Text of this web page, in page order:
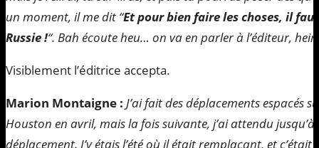
un moment, il me dit “Et pour bien faire les choses, il
Russie !“. Bah écoute heu… on va en parler à l’éditeur,
Visiblement l’éditrice accepta.
Marion Montaigne : J’ai fait des déplacements espacés
Houston en avril, mais la fois suivante, j’ai attendu
déplacement. J’y étais l’été où il était remplaçant, et